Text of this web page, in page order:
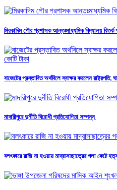
মিরকাদিম পৌর প্রশাসক আন্তঃমাধ্যমিক বিদ্যালয় বিতর্ক
বাজেটের প্রস্তাবিত অর্থবিলে স্বাক্ষর করলেন রাষ্ট্রপতি,
মাদারীপুরে দুর্নীতি বিরোধী প্রতিযোগিতা সম্পন্ন
বলৎকারে রাজি না হওয়ায় মাদ্রাসাছাত্রের গলা কেটে